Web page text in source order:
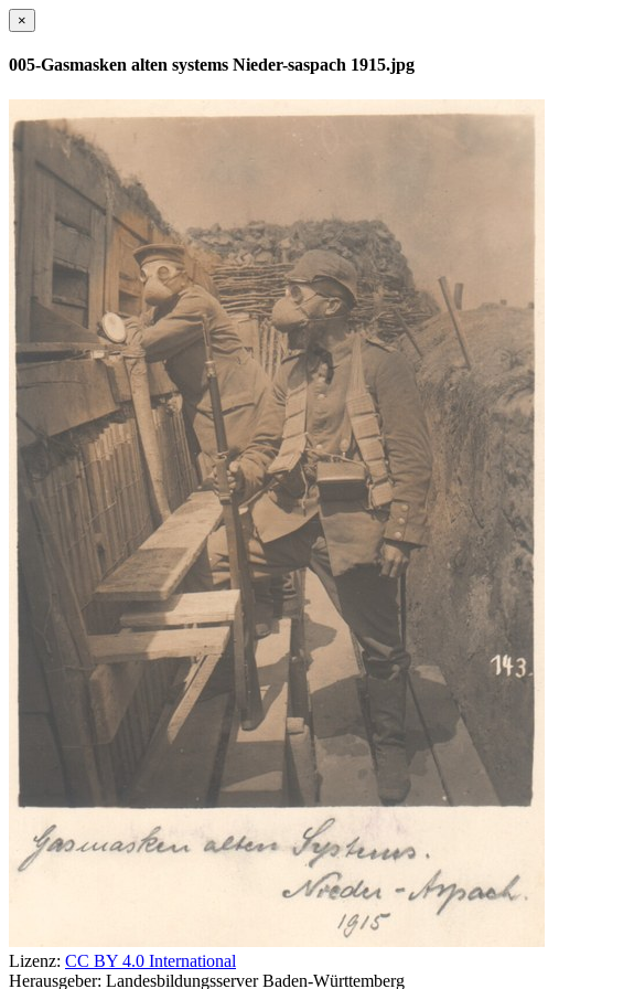
×
005-Gasmasken alten systems Nieder-saspach 1915.jpg
Lizenz: CC BY 4.0 International
Herausgeber: Landesbildungsserver Baden-Württemberg